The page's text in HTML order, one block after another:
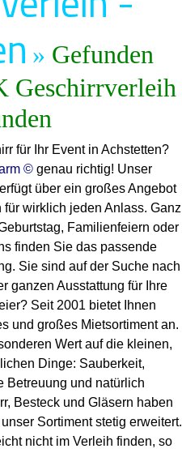
» Gefunden
für Ihr Event in Achstetten?
© genau richtig! Unser
über ein großes Angebot
wirklich jeden Anlass. Ganz
Familienfeiern oder
finden Sie das passende
Sie sind auf der Suche nach
ganzen Ausstattung für Ihre
Seit 2001 bietet Ihnen
und großes Mietsortiment an.
Wert auf die kleinen,
Dinge: Sauberkeit,
Betreuung und natürlich
Besteck und Gläsern haben
Sortiment stetig erweitert.
nicht im Verleih finden, so